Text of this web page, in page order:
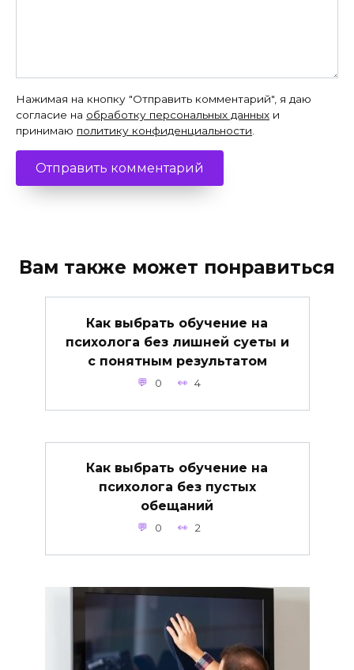
Нажимая на кнопку "Отправить комментарий", я даю
согласие на обработку персональных данных и
принимаю политику конфиденциальности
Вам также может понравиться
Как выбрать обучение на
психолога без лишней суеты и
с понятным результатом
0 4
Как выбрать обучение на
психолога без пустых
обещаний
0 2